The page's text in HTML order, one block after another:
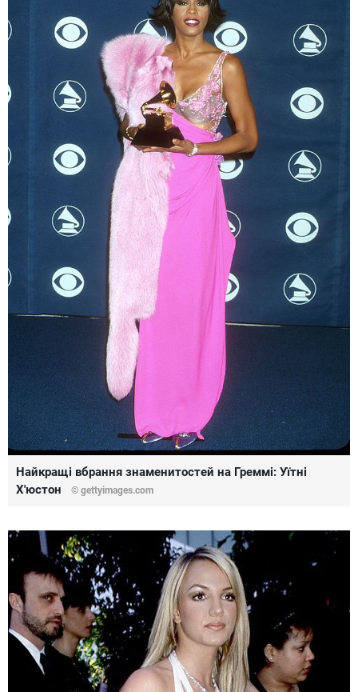
Найкращі вбрання знаменитостей на Греммі: Уїтні
Х'юстон
© gettyimages.com